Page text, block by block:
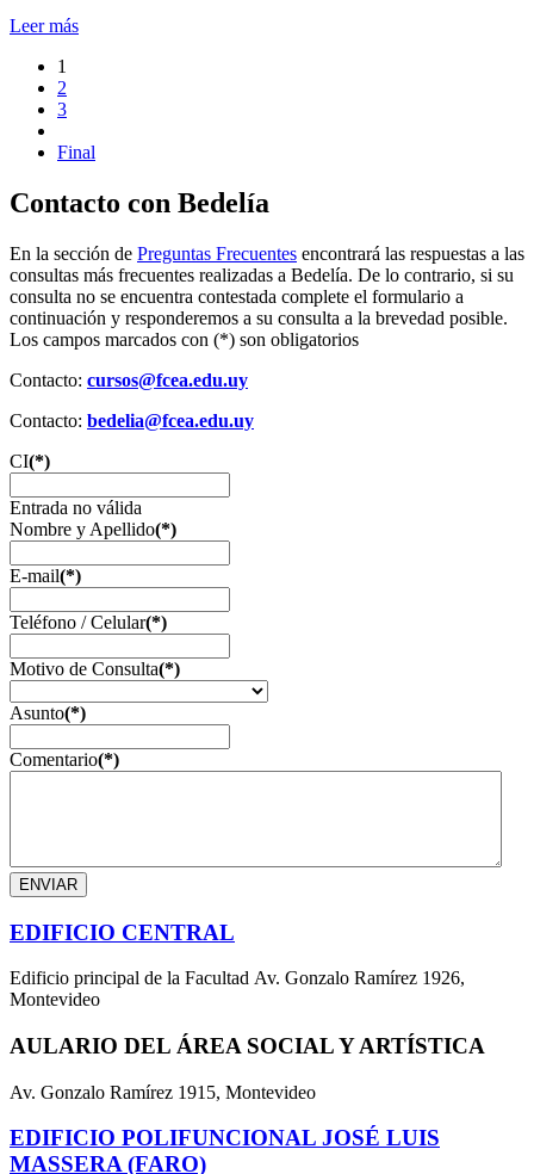
Leer más
1
2
3
Final
Contacto con Bedelía
En la sección de Preguntas Frecuentes encontrará las respuestas a las
consultas más frecuentes realizadas a Bedelía. De lo contrario, si su
consulta no se encuentra contestada complete el formulario a
continuación y responderemos a su consulta a la brevedad posible.
Los campos marcados con (*) son obligatorios
Contacto: cursos@fcea.edu.uy
Contacto: bedelia@fcea.edu.uy
CI(*)
Entrada no válida
Nombre y Apellido(*)
E-mail(*)
Teléfono / Celular(*)
Motivo de Consulta(*)
Asunto(*)
Comentario(*)
ENVIAR
EDIFICIO CENTRAL
Edificio principal de la Facultad Av. Gonzalo Ramírez 1926,
Montevideo
AULARIO DEL ÁREA SOCIAL Y ARTÍSTICA
Av. Gonzalo Ramírez 1915, Montevideo
EDIFICIO POLIFUNCIONAL JOSÉ LUIS
MASSERA (FARO)